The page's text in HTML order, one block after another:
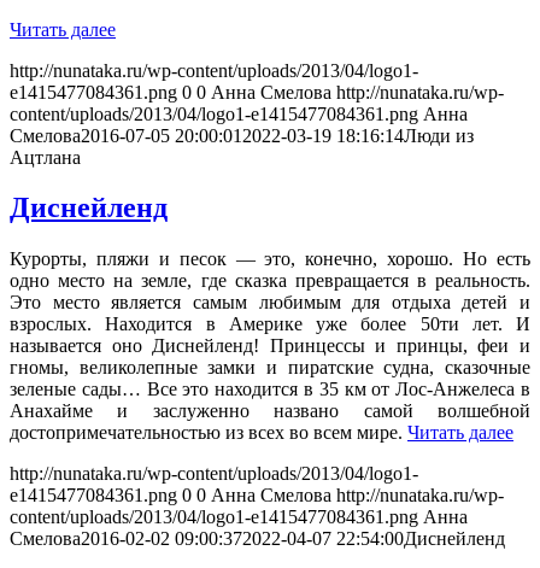
Читать далее
http://nunataka.ru/wp-content/uploads/2013/04/logo1-
e1415477084361.png 0 0 Анна Смелова http://nunataka.ru/wp-
content/uploads/2013/04/logo1-e1415477084361.png Анна
Смелова2016-07-05 20:00:01 2022-03-19 18:16:14Люди из
Ацтлана
Диснейленд
Курорты, пляжи и песок — это, конечно, хорошо. Но есть
одно место на земле, где сказка превращается в реальность.
Это место является самым любимым для отдыха детей и
взрослых. Находится в Америке уже более 50ти лет. И
называется оно Диснейленд! Принцессы и принцы, феи и
гномы, великолепные замки и пиратские судна, сказочные
зеленые сады… Все это находится в 35 км от Лос-Анжелеса в
Анахайме и заслуженно названо самой волшебной
достопримечательностью из всех во всем мире. Читать далее
http://nunataka.ru/wp-content/uploads/2013/04/logo1-
e1415477084361.png 0 0 Анна Смелова http://nunataka.ru/wp-
content/uploads/2013/04/logo1-e1415477084361.png Анна
Смелова2016-02-02 09:00:372022-04-07 22:54:00Диснейленд